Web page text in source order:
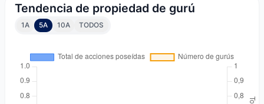
Tendencia de propiedad de gurú
1A 5A 10A TODOS